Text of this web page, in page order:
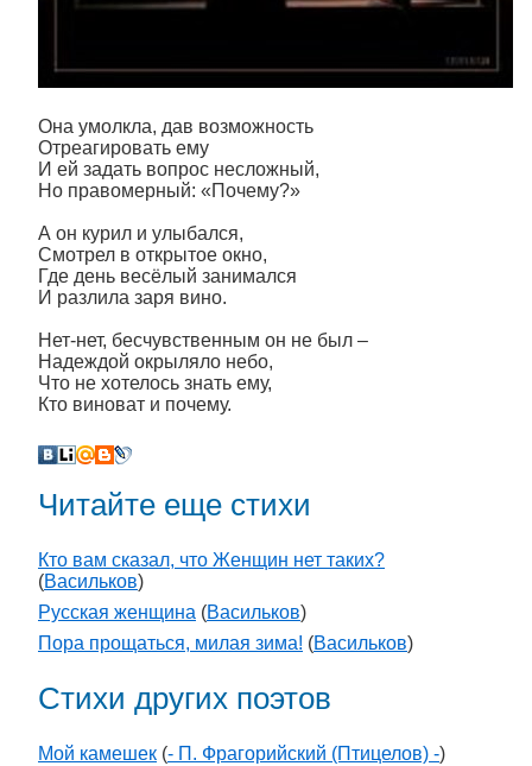
Она умолкла, дав возможность
Отреагировать ему
И ей задать вопрос несложный,
Но правомерный: «Почему?»
А он курил и улыбался,
Смотрел в открытое окно,
Где день весёлый занимался
И разлила заря вино.
Нет-нет, бесчувственным он не был –
Надеждой окрыляло небо,
Что не хотелось знать ему,
Кто виноват и почему.
Читайте еще стихи
Кто вам сказал, что Женщин нет таких?
(Васильков)
Русская женщина (Васильков)
Пора прощаться, милая зима! (Васильков)
Стихи других поэтов
Мой камешек (- П. Фрагорийский (Птицелов) -)